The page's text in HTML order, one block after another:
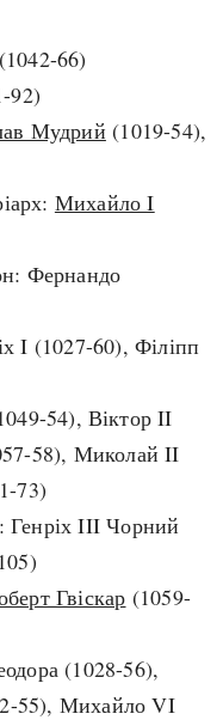
ДАТИ
ІСТОРІЯ
доба
радянська
(1042-66)
92)
Мудрий (1019-54),
Михайло I
Фернандо
I (1027-60), Філіпп
54), Віктор II
58), Миколай II
73)
Генріх III Чорний
Гвіскар (1059-
(1028-56),
55), Михайло VI